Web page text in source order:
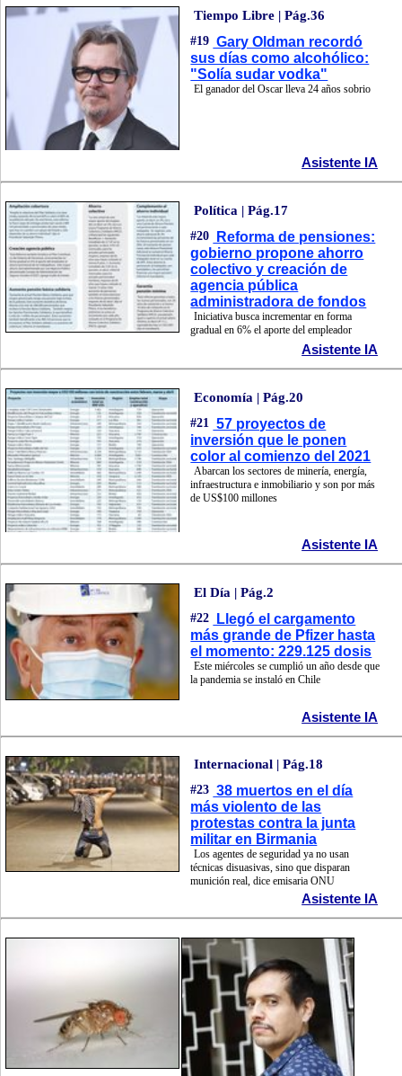
Tiempo Libre | Pág.36
#19 Gary Oldman recordó
sus días como alcohólico:
"Solía sudar vodka"
El ganador del Oscar lleva 24 años sobrio
Asistente IA
Política | Pág.17
#20
Reforma de pensiones:
gobierno propone ahorro
colectivo y creación de
agencia pública
administradora de fondos
Iniciativa busca incrementar en forma
gradual en 6% el aporte del empleador
Asistente IA
Economía | Pág.20
#21
57 proyectos de
inversión que le ponen
color al comienzo del 2021
Abarcan los sectores de minería, energía,
infraestructura e inmobiliario y son por más
de US$100 millones
Asistente IA
El Día | Pág.2
#22
Llegó el cargamento
más grande de Pfizer hasta
el momento: 229.125 dosis
Este miércoles se cumplió un año desde que
la pandemia se instaló en Chile
Asistente IA
Internacional | Pág.18
#23 38 muertos en el día
más violento de las
protestas contra la junta
militar en Birmania
Los agentes de seguridad ya no usan
técnicas disuasivas, sino que disparan
munición real, dice emisaria ONU
Asistente IA